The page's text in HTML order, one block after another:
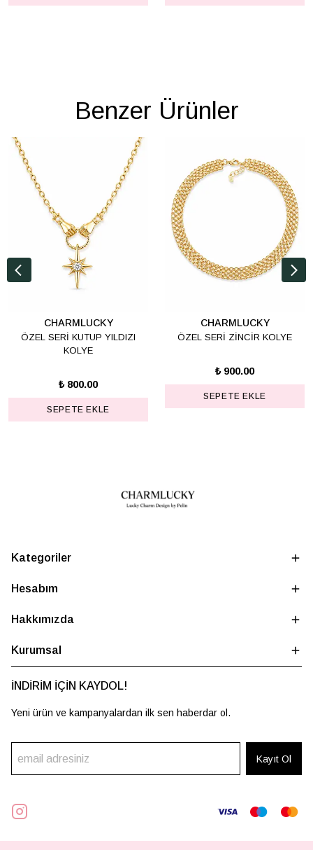
Benzer Ürünler
CHARMLUCKY
ÖZEL SERİ KUTUP YILDIZI
KOLYE
₺ 800.00
SEPETE EKLE
CHARMLUCKY
ÖZEL SERİ ZİNCİR KOLYE
₺ 900.00
SEPETE EKLE
Kategoriler
Hesabım
Hakkımızda
Kurumsal
İNDİRİM İÇİN KAYDOL!
Yeni ürün ve kampanyalardan ilk sen haberdar ol.
Kayıt Ol